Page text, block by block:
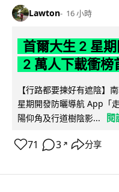
Lawton 16 小時
首爾大生 2 星
2 萬人下載衝榜
【行路都要揀好有遮陰】
星期開發防曬導航 App「
陽仰角及行道樹陰影...
閱
71 3 ↗ 分享